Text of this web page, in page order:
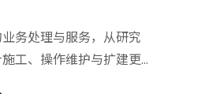
务处理与服务，从研究
工、操作维护与扩建更